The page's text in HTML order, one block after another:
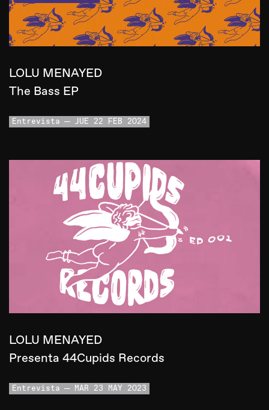
LOLU MENAYED
The Bass EP
Entrevista JUE 22 FEB 2024
LOLU MENAYED
Presenta 44Cupids Records
Entrevista MAR 23 MAY 2023